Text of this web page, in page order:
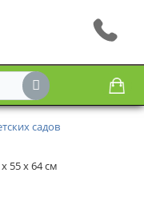
садов
55 х 64 см